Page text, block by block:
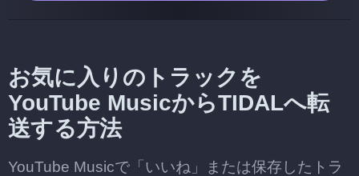
お気に入りのトラックを
YouTube MusicからTIDALへ転
送する方法
YouTube Musicで「いいね」または保存したトラ